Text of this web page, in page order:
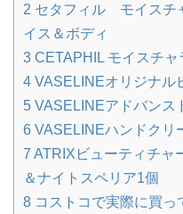
2 セタフィル モイスチ
イス＆ボディ
3 CETAPHIL モイスチ
4 VASELINEオリジナル
5 VASELINEアドバンス
6 VASELINEハンドクリ
7 ATRIXビューティチャ
＆ナイトスペリア1個
8 コストコで実際に買